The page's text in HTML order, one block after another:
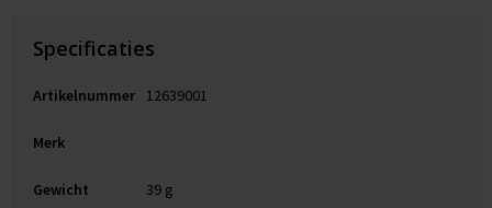
Specificaties
Artikelnummer 12639001
Merk
Gewicht 39 g